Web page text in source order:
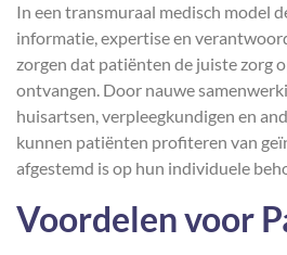
In een transmuraal medisch model
informatie, expertise en
zorgen dat patiënten de juiste zorg
ontvangen. Door nauwe
huisartsen, verpleegkundigen en
kunnen patiënten profiteren van
afgestemd is op hun individuele
Voordelen voor